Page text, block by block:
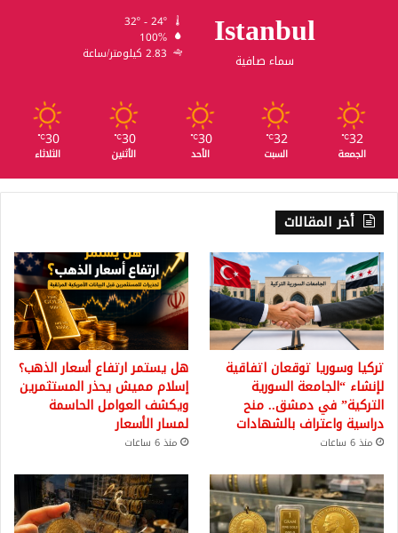
Istanbul
سماء صافية
100%
2.83 كيلومتر/ساعة
32
℃
الجمعة
32
℃
السبت
30
℃
الأحد
30
℃
الأثنين
30
℃
الثلاثاء
أخر المقالات
تركيا وسوريا توقعان اتفاقية
لإنشاء “الجامعة السورية
التركية” في دمشق.. منح
دراسية واعتراف بالشهادات
منذ 6 ساعات
هل يستمر ارتفاع أسعار الذهب؟
إسلام مميش يحذر المستثمرين
ويكشف العوامل الحاسمة
لمسار الأسعار
منذ 6 ساعات